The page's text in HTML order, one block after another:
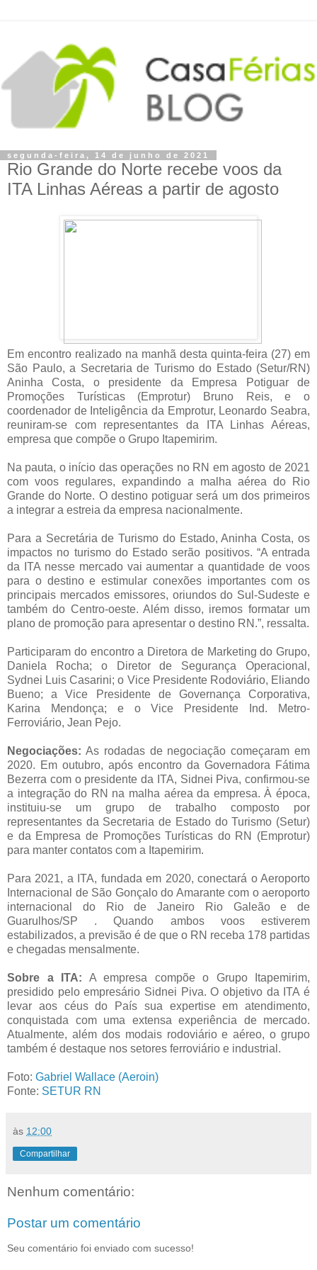
segunda-feira, 14 de junho de 2021
Rio Grande do Norte recebe voos da
ITA Linhas Aéreas a partir de agosto
Em encontro realizado na manhã desta quinta-feira (27) em
São Paulo, a Secretaria de Turismo do Estado (Setur/RN)
Aninha Costa, o presidente da Empresa Potiguar de
Promoções Turísticas (Emprotur) Bruno Reis, e o
coordenador de Inteligência da Emprotur, Leonardo Seabra,
reuniram-se com representantes da ITA Linhas Aéreas,
empresa que compõe o Grupo Itapemirim.
Na pauta, o início das operações no RN em agosto de 2021
com voos regulares, expandindo a malha aérea do Rio
Grande do Norte. O destino potiguar será um dos primeiros
a integrar a estreia da empresa nacionalmente.
Para a Secretária de Turismo do Estado, Aninha Costa, os
impactos no turismo do Estado serão positivos. “A entrada
da ITA nesse mercado vai aumentar a quantidade de voos
para o destino e estimular conexões importantes com os
principais mercados emissores, oriundos do Sul-Sudeste e
também do Centro-oeste. Além disso, iremos formatar um
plano de promoção para apresentar o destino RN.”, ressalta.
Participaram do encontro a Diretora de Marketing do Grupo,
Daniela Rocha; o Diretor de Segurança Operacional,
Sydnei Luis Casarini; o Vice Presidente Rodoviário, Eliando
Bueno; a Vice Presidente de Governança Corporativa,
Karina Mendonça; e o Vice Presidente Ind. Metro-
Ferroviário, Jean Pejo.
Negociações: As rodadas de negociação começaram em
2020. Em outubro, após encontro da Governadora Fátima
Bezerra com o presidente da ITA, Sidnei Piva, confirmou-se
a integração do RN na malha aérea da empresa. À época,
instituiu-se um grupo de trabalho composto por
representantes da Secretaria de Estado do Turismo (Setur)
e da Empresa de Promoções Turísticas do RN (Emprotur)
para manter contatos com a Itapemirim.
Para 2021, a ITA, fundada em 2020, conectará o Aeroporto
Internacional de São Gonçalo do Amarante com o aeroporto
internacional do Rio de Janeiro Rio Galeão e de
Guarulhos/SP . Quando ambos voos estiverem
estabilizados, a previsão é de que o RN receba 178 partidas
e chegadas mensalmente.
Sobre a ITA: A empresa compõe o Grupo Itapemirim,
presidido pelo empresário Sidnei Piva. O objetivo da ITA é
levar aos céus do País sua expertise em atendimento,
conquistada com uma extensa experiência de mercado.
Atualmente, além dos modais rodoviário e aéreo, o grupo
também é destaque nos setores ferroviário e industrial.
Foto: Gabriel Wallace (Aeroin)
Fonte: SETUR RN
às 12:00
Compartilhar
Nenhum comentário:
Postar um comentário
Seu comentário foi enviado com sucesso!